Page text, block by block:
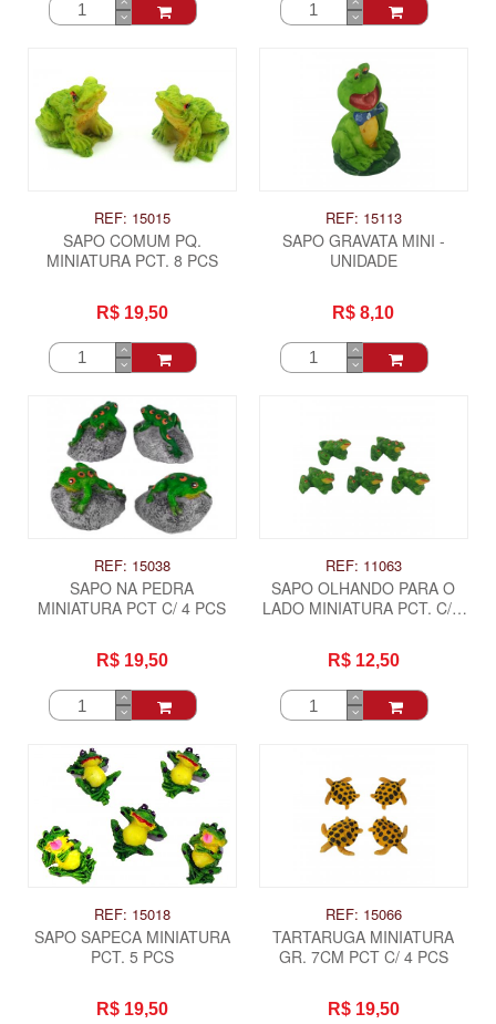
REF: 15015
SAPO COMUM PQ.
MINIATURA PCT. 8 PCS
R$ 19,50
REF: 15113
SAPO GRAVATA MINI -
UNIDADE
R$ 8,10
REF: 15038
SAPO NA PEDRA
MINIATURA PCT C/ 4 PCS
R$ 19,50
REF: 11063
SAPO OLHANDO PARA O
LADO MINIATURA PCT. C/ 6
R$ 12,50
REF: 15018
SAPO SAPECA MINIATURA
PCT. 5 PCS
R$ 19,50
REF: 15066
TARTARUGA MINIATURA
GR. 7CM PCT C/ 4 PCS
R$ 19,50